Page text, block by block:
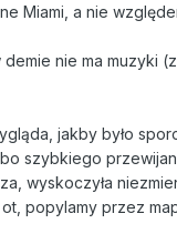
Miami, a nie
nie ma muzyki
jakby było
szybkiego
wyskoczyła
popylamy przez